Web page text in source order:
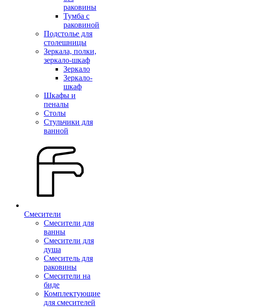
раковины
Тумба с
раковиной
Подстолье для
столешницы
Зеркала, полки,
зеркало-шкаф
Зеркало
Зеркало-
шкаф
Шкафы и
пеналы
Столы
Стульчики для
ванной
Смесители
Смесители для
ванны
Смесители для
душа
Смеситель для
раковины
Смесители на
биде
Комплектующие
для смесителей